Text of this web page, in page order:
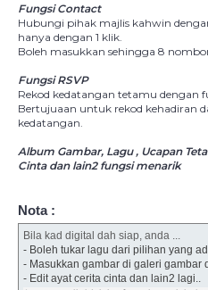
Fungsi Contact
Hubungi pihak majlis kahwin
hanya dengan 1 klik.
Boleh masukkan sehingga 8
Fungsi RSVP
Rekod kedatangan tetamu dengan
Bertujuaan untuk rekod kehadiran
kedatangan.
Album Gambar, Lagu , Ucapan
Cinta dan lain2 fungsi menarik
Nota :
Bila kad digital dah siap, anda ...
- Boleh tukar lagu dari pilihan yang
- Masukkan gambar di galeri gambar
- Edit ayat cerita cinta dan lain2 lagi..